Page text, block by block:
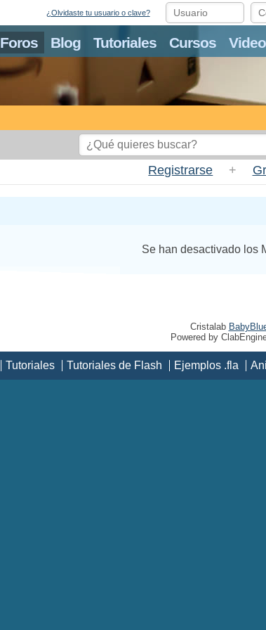
Foros Blog Tutoriales Cursos
¿Olvidaste tu usuario o clave?
Registrarse +
Se han desactivado los
Cristalab
Powered by
Tutoriales Tutoriales de Flash Ejemplos .fla